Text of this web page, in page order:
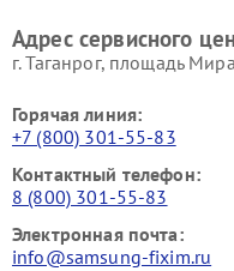
Адрес сервисного
г. Таганрог, площадь
Горячая линия:
+7 (800) 301-55-83
Контактный телефон:
8 (800) 301-55-83
Электронная почта:
info@samsung-fixim.ru